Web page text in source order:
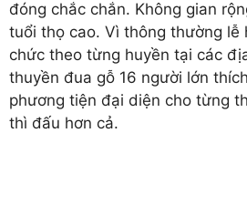
đóng chắc chắn. Không gian
tuổi thọ cao. Vì thông thường lễ
chức theo từng huyền tại các
thuyền đua gỗ 16 người lớn
phương tiện đại diện cho từng
thì đấu hơn cả.